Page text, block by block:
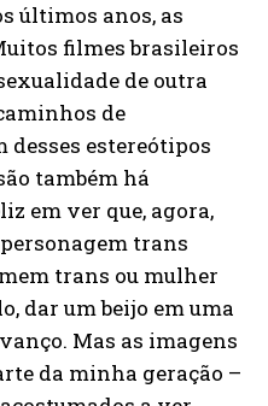
últimos anos, as
filmes brasileiros
de outra
de
desses estereótipos
também há
em ver que, agora,
trans
trans ou mulher
dar um beijo em uma
Mas as imagens
da minha geração –